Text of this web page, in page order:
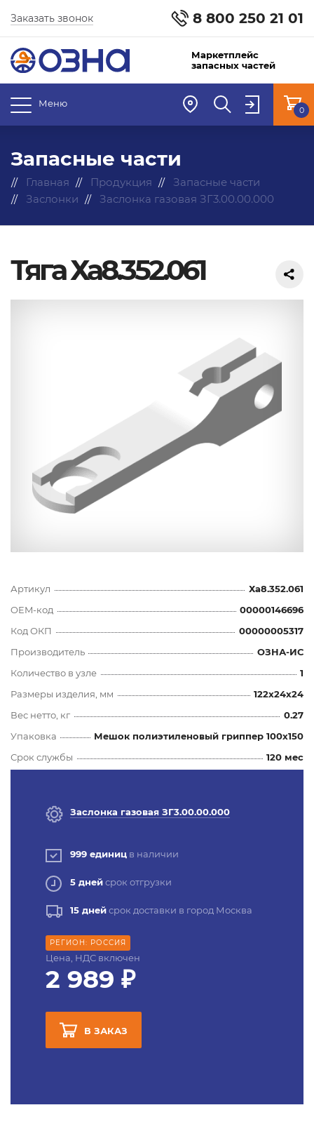
8 800 250 21 01
Заказать звонок
Маркетплейс
запасных частей
Меню
0
Запасные части
Главная Продукция
Запасные части
Заслонки
Заслонка газовая ЗГ3.00.00.000
Тяга Ха8.352.061
Артикул
Ха8.352.061
OEM-код
00000146696
Код ОКП
00000005317
Производитель
ОЗНА-ИС
Количество в узле
1
Размеры изделия, мм
122x24x24
Вес нетто, кг
0.27
Упаковка
Мешок полиэтиленовый гриппер 100х150
Срок службы
120 мес
Заслонка газовая ЗГ3.00.00.000
999 единиц в наличии
5 днейсрок отгрузки
15 днейсрок доставки в город Москва
РЕГИОН: РОССИЯ
Цена, НДС включен
2 989 ₽
В ЗАКАЗ